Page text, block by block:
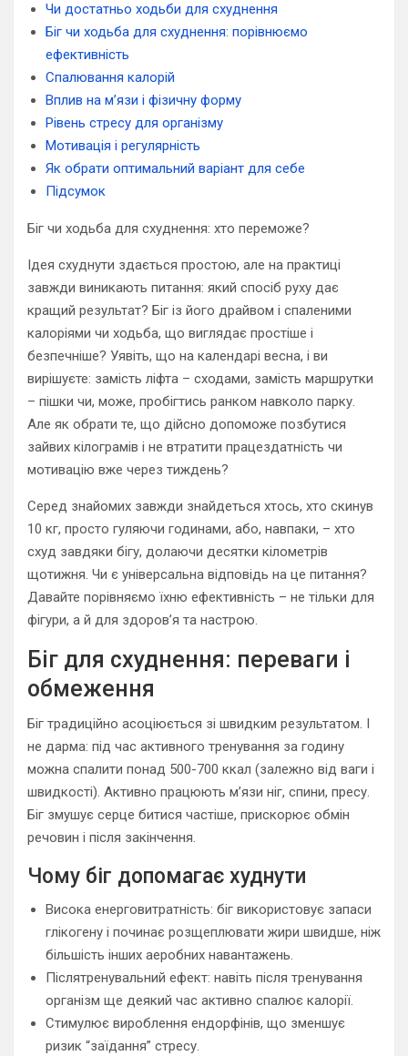
Чи достатньо ходьби для схуднення
Біг чи ходьба для схуднення: порівнюємо
ефективність
Спалювання калорій
Вплив на м’язи і фізичну форму
Рівень стресу для організму
Мотивація і регулярність
Як обрати оптимальний варіант для себе
Підсумок
Біг чи ходьба для схуднення: хто переможе?
Ідея схуднути здається простою, але на практиці
завжди виникають питання: який спосіб руху дає
кращий результат? Біг із його драйвом і спаленими
калоріями чи ходьба, що виглядає простіше і
безпечніше? Уявіть, що на календарі весна, і ви
вирішуєте: замість ліфта – сходами, замість маршрутки
– пішки чи, може, пробігтись ранком навколо парку.
Але як обрати те, що дійсно допоможе позбутися
зайвих кілограмів і не втратити працездатність чи
мотивацію вже через тиждень?
Серед знайомих завжди знайдеться хтось, хто скинув
10 кг, просто гуляючи годинами, або, навпаки, – хто
схуд завдяки бігу, долаючи десятки кілометрів
щотижня. Чи є універсальна відповідь на це питання?
Давайте порівняємо їхню ефективність – не тільки для
фігури, а й для здоров’я та настрою.
Біг для схуднення: переваги і
обмеження
Біг традиційно асоціюється зі швидким результатом. І
не дарма: під час активного тренування за годину
можна спалити понад 500-700 ккал (залежно від ваги і
швидкості). Активно працюють м’язи ніг, спини, пресу.
Біг змушує серце битися частіше, прискорює обмін
речовин і після закінчення.
Чому біг допомагає худнути
Висока енерговитратність: біг використовує запаси
глікогену і починає розщеплювати жири швидше, ніж
більшість інших аеробних навантажень.
Післятренувальний ефект: навіть після тренування
організм ще деякий час активно спалює калорії.
Стимулює вироблення ендорфінів, що зменшує
ризик “заїдання” стресу.